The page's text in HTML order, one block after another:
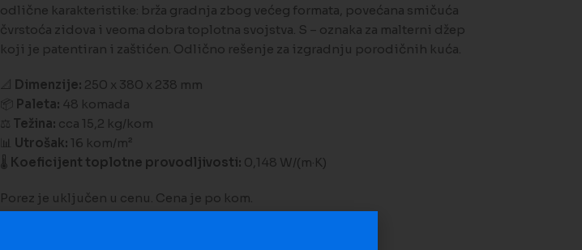
odlične karakteristike: brža gradnja zbog većeg formata, povećana smičuća
čvrstoća zidova i veoma dobra toplotna svojstva. S – oznaka za malterni džep
koji je patentiran i zaštićen. Odlično rešenje za izgradnju porodičnih kuća.
📐 Dimenzije: 250 x 380 x 238 mm
📦 Paleta: 48 komada
⚖️ Težina: cca 15,2 kg/kom
📊 Utrošak: 16 kom/m²
🌡️ Koeficijent toplotne provodljivosti: 0,148 W/(m·K)
Porez je uključen u cenu. Cena je po kom.